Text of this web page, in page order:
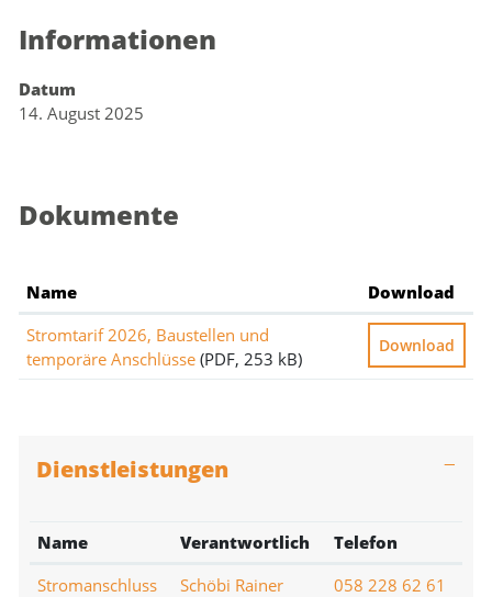
Informationen
Datum
14. August 2025
Dokumente
Name
Download
Stromtarif 2026, Baustellen und
temporäre Anschlüsse (PDF, 253 kB)
Download
Dienstleistungen
Name Verantwortlich
Telefon
Stromanschluss
Schöbi Rainer 058 228 62 61